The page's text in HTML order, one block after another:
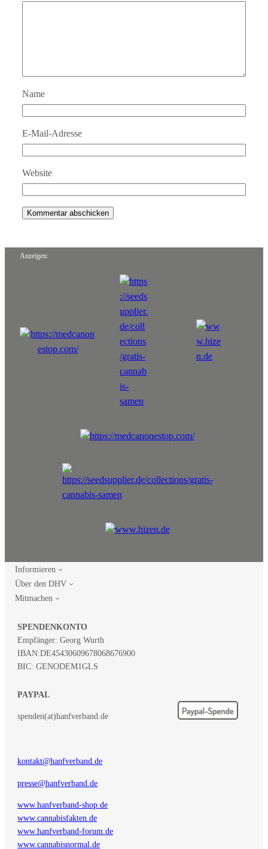
Name
E-Mail-Adresse
Website
Anzeigen:
Informieren
Über den DHV
Mitmachen
SPENDENKONTO
Empfänger: Georg Wurth
IBAN:DE45430609678068676900
BIC: GENODEM1GLS
PAYPAL
spenden(at)hanfverband.de
kontakt@hanfverband.de
presse@hanfverband.de
www.hanfverband-shop.de
www.cannabisfakten.de
www.hanfverband-forum.de
www.cannabisnormal.de